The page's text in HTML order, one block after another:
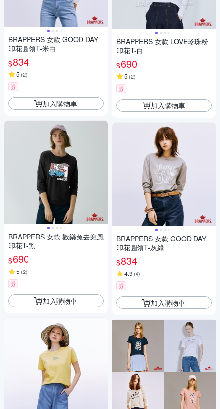
BRAPPERS 女款 GOOD DAY
印花圓領T-米白
$834
5 (2)
券
加入購物車
BRAPPERS 女款 歡樂兔去兜風
印花T-黑
$690
5 (2)
券
加入購物車
BRAPPERS 女款 LOVE珍珠粉
印花T-白
$690
5 (2)
券
加入購物車
BRAPPERS 女款 GOOD DAY
印花圓領T-灰綠
$834
4.9 (4)
券
加入購物車